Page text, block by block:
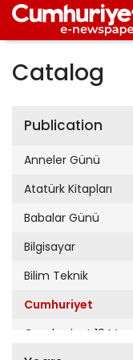
Catalog
Publication
Anneler Günü
Atatürk Kitapları
Babalar Günü
Bilgisayar
Bilim Teknik
Cumhuriyet
Cumhuriyet 19 Mayıs